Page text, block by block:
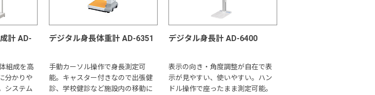
計 AD-
組成を高
分かりや
システム
デジタル身長体重計 AD-6351
手動カーソル操作で身長測定可
能。キャスター付きなので出張健
診、学校健診など施設内の移動に
デジタル身長計 AD-6400
表示の向き・角度調整が自在で表
示が見やすい、使いやすい。ハン
ドル操作で座ったまま測定可能。